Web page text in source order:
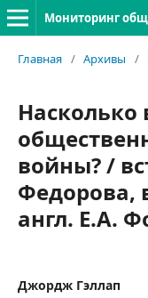
Главная / Архивы /
Насколько
войны? /
Федорова,
англ. Е.А.
Джордж Гэллап